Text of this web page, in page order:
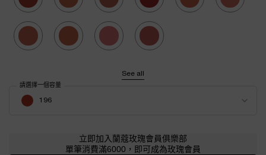
Selected
242, 13 of 17Selected
220, 14 of 17Selected
211(新色), 15 of 17
Selected
222(新色), 16 of 17
See all
196
請選擇一個容量
立即加入蘭蔻玫瑰會員俱樂部
單筆消費滿6000，即可成為玫瑰會員